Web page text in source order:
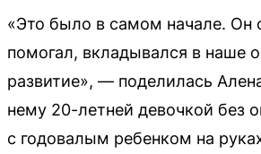
«Это было в самом начале. Он
помогал, вкладывался в наше
развитие», — поделилась
нему 20-летней девочкой без
с годовалым ребенком на